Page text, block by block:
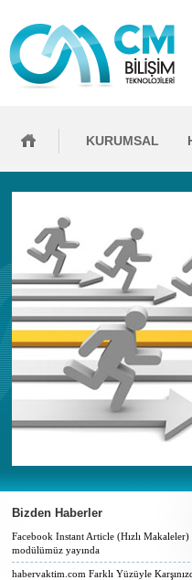
KURUMSAL
Bizden Haberler
Facebook Instant Article (Hızlı Makaleler)
modülümüz yayında
habervaktim.com Farklı Yüzüyle